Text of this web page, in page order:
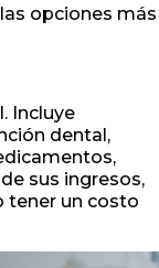
opciones más
Incluye
dental,
sus ingresos,
tener un costo